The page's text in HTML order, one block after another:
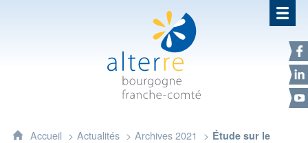
Alterre Bourgogne Franche-
Accueil Actualités Archives 2021
Étude sur le